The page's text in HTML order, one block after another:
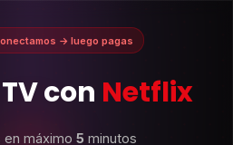
→ luego pagas
con Netflix
en máximo 5 minutos